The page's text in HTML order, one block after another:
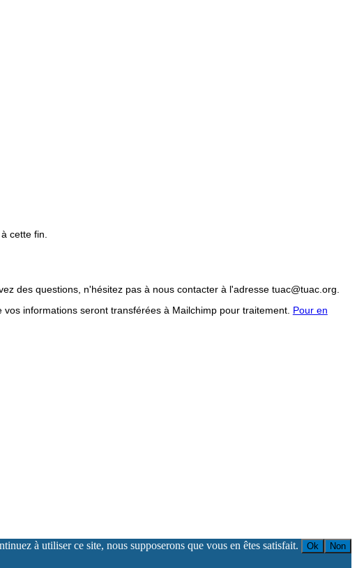
cette fin.
des questions, n'hésitez pas à nous contacter à l'adresse tuac@tuac.org.
informations seront transférées à Mailchimp pour traitement. Pour en
à utiliser ce site, nous supposerons que vous en êtes satisfait. Ok
Non